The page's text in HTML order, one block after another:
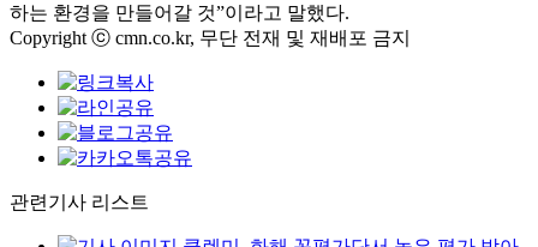
하는 환경을 만들어갈 것”이라고 말했다.
Copyright ⓒ cmn.co.kr, 무단 전재 및 재배포 금지
관련기사 리스트